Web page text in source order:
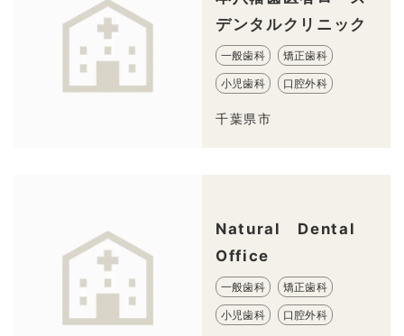
デンタルクリニック
一般歯科 矯正歯科
小児歯科 口腔外科
千葉県市
Natural Dental
Office
一般歯科 矯正歯科
小児歯科 口腔外科